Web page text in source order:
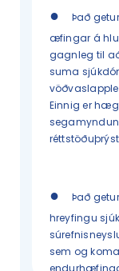
●
Það
æfingar á
gagnleg til
suma
Einnig er
●
Það
hreyfingu
sem og